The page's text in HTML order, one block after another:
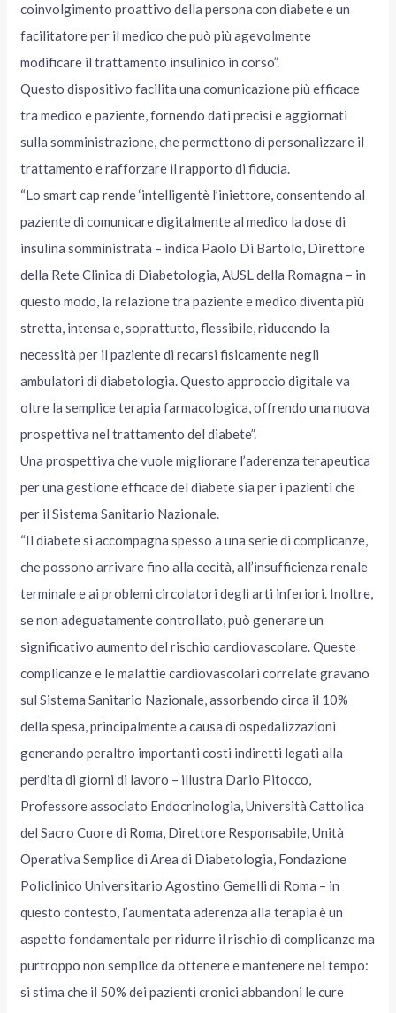
coinvolgimento proattivo della persona con diabete e un
facilitatore per il medico che può più agevolmente
modificare il trattamento insulinico in corso”.
Questo dispositivo facilita una comunicazione più efficace
tra medico e paziente, fornendo dati precisi e aggiornati
sulla somministrazione, che permettono di personalizzare il
trattamento e rafforzare il rapporto di fiducia.
“Lo smart cap rende ‘intelligentè l’iniettore, consentendo al
paziente di comunicare digitalmente al medico la dose di
insulina somministrata – indica Paolo Di Bartolo, Direttore
della Rete Clinica di Diabetologia, AUSL della Romagna – in
questo modo, la relazione tra paziente e medico diventa più
stretta, intensa e, soprattutto, flessibile, riducendo la
necessità per il paziente di recarsi fisicamente negli
ambulatori di diabetologia. Questo approccio digitale va
oltre la semplice terapia farmacologica, offrendo una nuova
prospettiva nel trattamento del diabete”.
Una prospettiva che vuole migliorare l’aderenza terapeutica
per una gestione efficace del diabete sia per i pazienti che
per il Sistema Sanitario Nazionale.
“Il diabete si accompagna spesso a una serie di complicanze,
che possono arrivare fino alla cecità, all’insufficienza renale
terminale e ai problemi circolatori degli arti inferiori. Inoltre,
se non adeguatamente controllato, può generare un
significativo aumento del rischio cardiovascolare. Queste
complicanze e le malattie cardiovascolari correlate gravano
sul Sistema Sanitario Nazionale, assorbendo circa il 10%
della spesa, principalmente a causa di ospedalizzazioni
generando peraltro importanti costi indiretti legati alla
perdita di giorni di lavoro – illustra Dario Pitocco,
Professore associato Endocrinologia, Università Cattolica
del Sacro Cuore di Roma, Direttore Responsabile, Unità
Operativa Semplice di Area di Diabetologia, Fondazione
Policlinico Universitario Agostino Gemelli di Roma – in
questo contesto, l’aumentata aderenza alla terapia è un
aspetto fondamentale per ridurre il rischio di complicanze ma
purtroppo non semplice da ottenere e mantenere nel tempo:
si stima che il 50% dei pazienti cronici abbandoni le cure